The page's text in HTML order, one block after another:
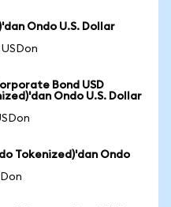
Ondo U.S. Dollar
Bond USD
Ondo U.S. Dollar
Tokenized)'dan Ondo